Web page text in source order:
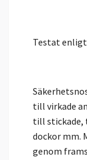
Testat enligt
till virkade
till stickade,
dockor mm.
genom